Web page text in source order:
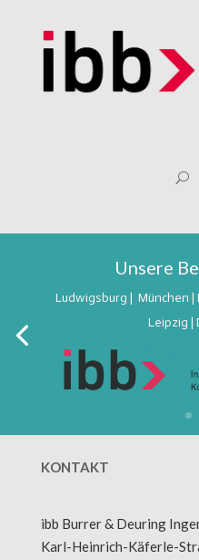
Unsere
Ludwigsburg | München |
Leipzig |
Unsere
KONTAKT
ibb Burrer & Deuring
Karl-Heinrich-Käferle-